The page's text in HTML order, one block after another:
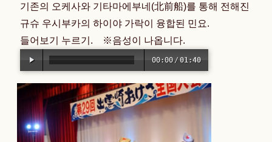
기존의 오케사와 기타마에부네(北前船)를 통해 전해진
규슈 우시부카의 하이야 가락이 융합된 민요.
들어보기 누르기. ※음성이 나옵니다.
00:00 /01:40